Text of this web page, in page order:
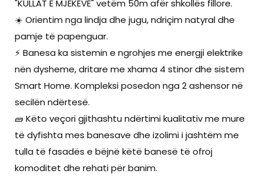
"KULLAT E MJEKËVE" vetëm 50m afër shkollës fillore.
☀️ Orientim nga lindja dhe jugu, ndriçim natyral dhe
pamje të papenguar.
⚡ Banesa ka sistemin e ngrohjes me energji elektrike
nën dysheme, dritare me xhama 4 stinor dhe sistem
Smart Home. Kompleksi posedon nga 2 ashensor në
secilën ndërtesë.
🧱 Këto veçori gjithashtu ndërtimi kualitativ me mure
të dyfishta mes banesave dhe izolimi i jashtëm me
tulla të fasadës e bëjnë këtë banesë të ofroj
komoditet dhe rehati për banim.